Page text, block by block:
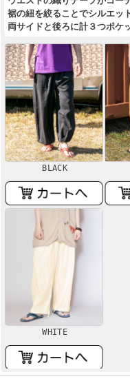
裾の紐を絞ることでシルエッ
両サイドと後ろに計３つポケ
BLACK
WHITE